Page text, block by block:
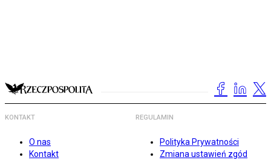
KONTAKT
O nas
Kontakt
REGULAMIN
Polityka Prywatności
Zmiana ustawień zgód